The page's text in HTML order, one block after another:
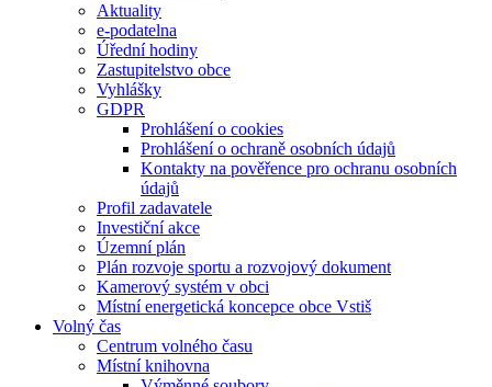
Aktuality
e-podatelna
Úřední hodiny
Zastupitelstvo obce
Vyhlášky
GDPR
Prohlášení o cookies
Prohlášení o ochraně osobních údajů
Kontakty na pověřence pro ochranu osobních
údajů
Profil zadavatele
Investiční akce
Územní plán
Plán rozvoje sportu a rozvojový dokument
Kamerový systém v obci
Místní energetická koncepce obce Vstiš
Volný čas
Centrum volného času
Místní knihovna